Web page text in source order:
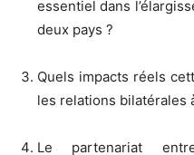
essentiel dans
deux pays ?
Quels impacts réels
les relations bilatérales
Le partenariat